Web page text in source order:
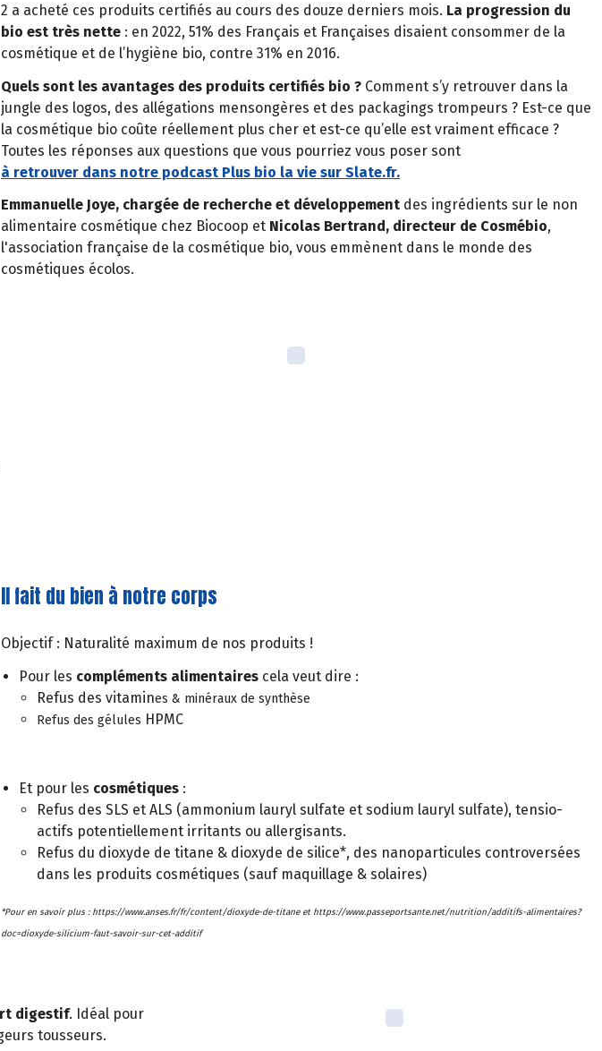
2 a acheté ces produits certifiés au cours des douze derniers mois. La progression du
bio est très nette : en 2022, 51% des Français et Françaises disaient consommer de la
cosmétique et de l’hygiène bio, contre 31% en 2016.
Quels sont les avantages des produits certifiés bio ? Comment s’y retrouver dans la
jungle des logos, des allégations mensongères et des packagings trompeurs ? Est-ce que
la cosmétique bio coûte réellement plus cher et est-ce qu’elle est vraiment efficace ?
Toutes les réponses aux questions que vous pourriez vous poser sont
à retrouver dans notre podcast Plus bio la vie sur Slate.fr.
Emmanuelle Joye, chargée de recherche et développement des ingrédients sur le non
alimentaire cosmétique chez Biocoop et Nicolas Bertrand, directeur de Cosmébio,
l'association française de la cosmétique bio, vous emmènent dans le monde des
cosmétiques écolos.
Il fait du bien à notre corps
Objectif : Naturalité maximum de nos produits !
Pour les compléments alimentaires cela veut dire :
Refus des vitamines & minéraux de synthèse
Refus des gélules HPMC
Et pour les cosmétiques :
Refus des SLS et ALS (ammonium lauryl sulfate et sodium lauryl sulfate), tensio-
actifs potentiellement irritants ou allergisants.
Refus du dioxyde de titane & dioxyde de silice*, des nanoparticules controversées
dans les produits cosmétiques (sauf maquillage & solaires)
*Pour en savoir plus : https://www.anses.fr/fr/content/dioxyde-de-titane et https://www.passeportsante.net/nutrition/additifs-alimentaires?
doc=dioxyde-silicium-faut-savoir-sur-cet-additif
digestif. Idéal pour
tousseurs.